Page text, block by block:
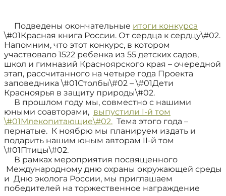
Подведены окончательные итоги конкурса
\#01Красная книга России. От сердца к сердцу\#02.
Напомним, что этот конкурс, в котором
участвовало 1522 ребенка из 55 детских садов,
школ и гимназий Красноярского края – очередной
этап, рассчитанного на четыре года Проекта
заповедника \#01Столбы\#02 – \#01Дети
Красноярья в защиту природы\#02.
В прошлом году мы, совместно с нашими
юными соавторами, выпустили I-й том
\#01Млекопитающие\#02. Тема этого года –
пернатые. К ноябрю мы планируем издать и
подарить нашим юным авторам II-й том
\#01Птицы\#02.
В рамках мероприятия посвященного
Международному дню охраны окружающей среды
и Дню эколога России, мы приглашаем
победителей на торжественное награждение